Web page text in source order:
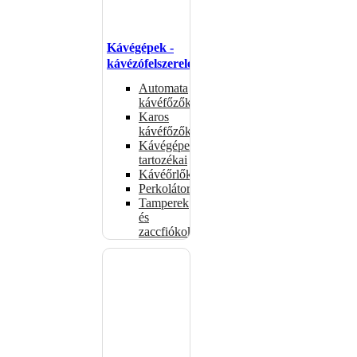
Kávégépek -
kávézófelszerelés
Automata
kávéfőzők
Karos
kávéfőzők
Kávégépek
tartozékai
Kávéőrlők
Perkolátorok
Tamperek
és
zaccfiókok